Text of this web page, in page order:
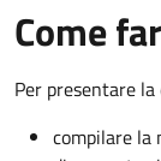
Come
Per presentare
compilare la